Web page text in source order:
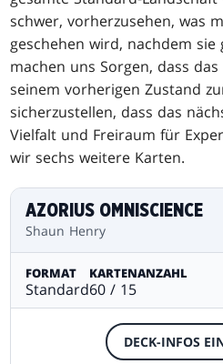
schwer, vorherzusehen, was
geschehen wird, nachdem
machen uns Sorgen, dass
seinem vorherigen Zustand
sicherzustellen, dass das
Vielfalt und Freiraum für
wir sechs weitere Karten.
AZORIUS OMNISCIENCE
Shaun Henry
FORMAT
Standard
KARTENANZAHL
60 / 15
DECK-INFOS